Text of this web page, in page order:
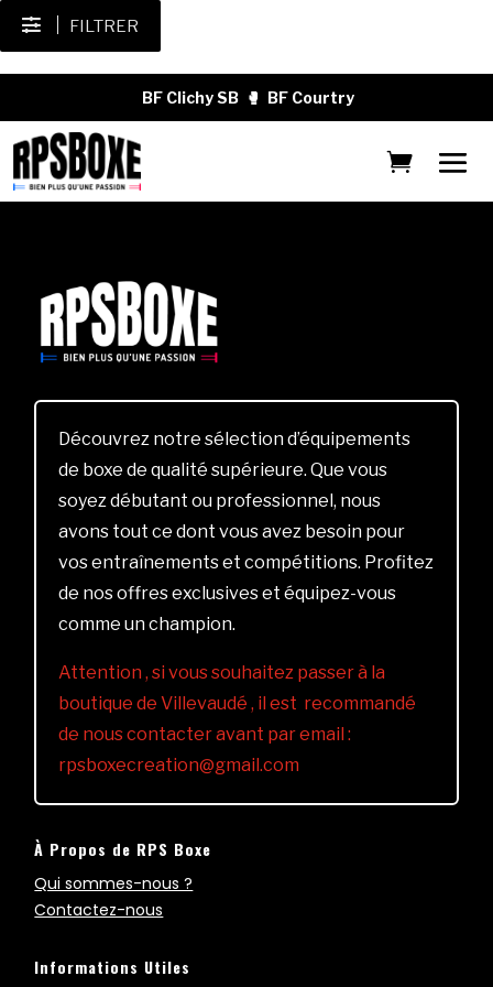
FILTRER
BF Clichy SB 🥊 BF Courtry
Découvrez notre sélection d’équipements
de boxe de qualité supérieure. Que vous
soyez débutant ou professionnel, nous
avons tout ce dont vous avez besoin pour
vos entraînements et compétitions. Profitez
de nos offres exclusives et équipez-vous
comme un champion.
Attention , si vous souhaitez passer à la
boutique de Villevaudé , il est recommandé
de nous contacter avant par email :
rpsboxecreation@gmail.com
À Propos de RPS Boxe
Qui sommes-nous ?
Contactez-nous
Informations Utiles